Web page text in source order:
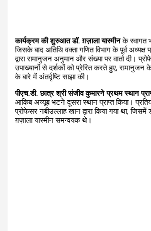
कार्यक्रम की शुरुआत डॉ. ग़ज़ाला यास्मीनके स्वागत
जिसके बाद अतिथि वक्ता गणित विभाग के पूर्व अध्यक्ष
द्वारा रामानुजन अनुमान और संख्या पर वार्ता दी।
उपाख्यानों से दर्शकों को प्रेरित करते हुए,रामानुजन
के बारे में अंतर्दृष्टि साझा की।
पीएच.डी. छात्र श्री संजीव कुमारने प्रथम स्थान
आकिब अय्यूब भटने दूसरा स्थान प्राप्त किया।
प्रोफेसर नबीउल्लाह खान द्वारा किया गया था,जिसमें
ग़ज़ाला यास्मीन समन्वयक थे।